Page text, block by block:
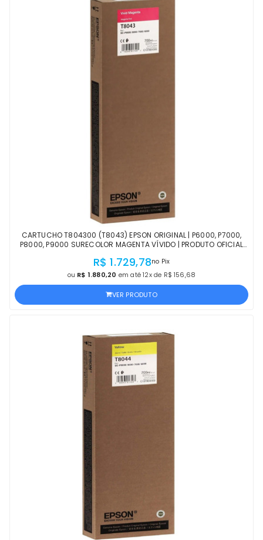
CARTUCHO T804300 (T8043) EPSON ORIGINAL | P6000, P7000,
P8000, P9000 SURECOLOR MAGENTA VÍVIDO | PRODUTO OFICIAL
R$ 1.729,78no Pix
ou R$ 1.880,20 em até 12x de R$ 156,68
VER PRODUTO